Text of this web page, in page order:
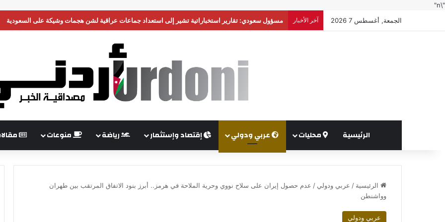
"\n"
الجمعة, أغسطس 7 2026
آخر الأخبار أوغندا توافق على نشر وحدة من جيشها في غزة
الرئيسية محليات عربي ودولي إقتصاد وإستثمار رياضة منوعات
الرئيسية / عربي ودولي / عدم حصول إيران على سلاح نووي وحرية الملاحة في هرمز.. أبرز بنود الاتفاق المرتقب بين طهران
وواشنطن
عربي ودولي